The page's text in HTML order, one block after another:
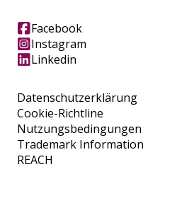
Datenschutzerklärung
Cookie-Richtline
Nutzungsbedingungen
Trademark Information
REACH
Facebook
Instagram
Linkedin